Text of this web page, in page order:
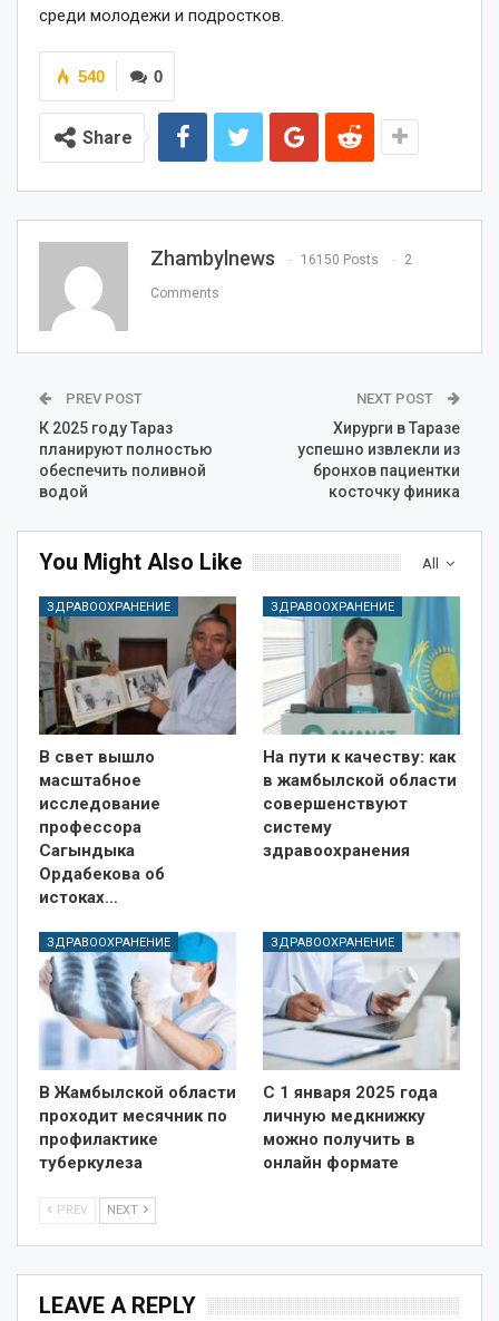
среди молодежи и подростков.
0
540
Share
Zhambylnews 16150 Posts 2
Comments
PREV POST
К 2025 году Тараз
планируют полностью
обеспечить поливной
водой
NEXT POST
Хирурги в Таразе
успешно извлекли из
бронхов пациентки
косточку финика
All
You Might Also Like
ЗДРАВООХРАНЕНИЕ
В свет вышло
масштабное
исследование
профессора
Сагындыка
Ордабекова об
истоках…
ЗДРАВООХРАНЕНИЕ
На пути к качеству: как
в жамбылской области
совершенствуют
систему
здравоохранения
ЗДРАВООХРАНЕНИЕ
В Жамбылской области
проходит месячник по
профилактике
туберкулеза
ЗДРАВООХРАНЕНИЕ
С 1 января 2025 года
личную медкнижку
можно получить в
онлайн формате
PREV NEXT
LEAVE A REPLY